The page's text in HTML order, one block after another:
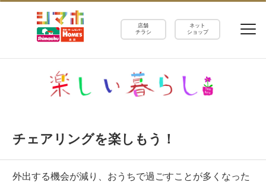
店舗
チラシ
ネット
ショップ
チェアリングを楽しもう！
外出する機会が減り、おうちで過ごすことが多くなった